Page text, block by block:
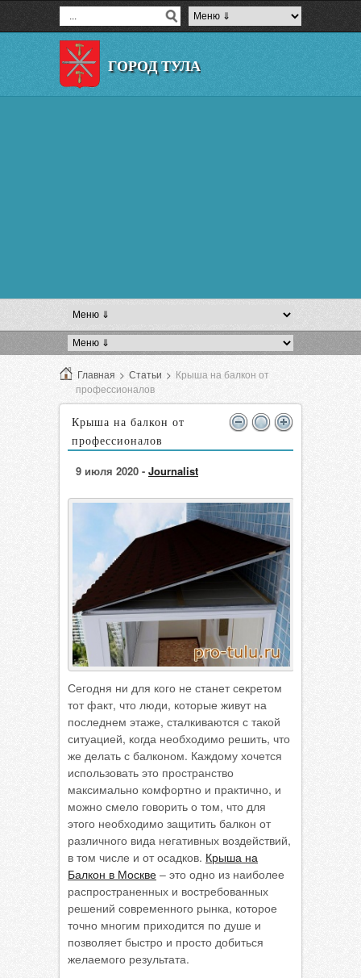
ГОРОД ТУЛА
Главная > Статьи > Крыша на балкон от
профессионалов
Крыша на балкон от
профессионалов
9 июля 2020 - Journalist
Сегодня ни для кого не станет секретом
тот факт, что люди, которые живут на
последнем этаже, сталкиваются с такой
ситуацией, когда необходимо решить, что
же делать с балконом. Каждому хочется
использовать это пространство
максимально комфортно и практично, и
можно смело говорить о том, что для
этого необходимо защитить балкон от
различного вида негативных воздействий,
в том числе и от осадков. Крыша на
Балкон в Москве – это одно из наиболее
распространенных и востребованных
решений современного рынка, которое
точно многим приходится по душе и
позволяет быстро и просто добиться
желаемого результата.